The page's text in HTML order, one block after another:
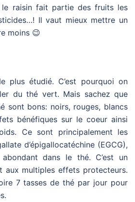
raisin fait partie des fruits les
Il vaut mieux mettre un
moins 😉
plus étudié. C’est pourquoi on
du thé vert. Mais sachez que
sont bons: noirs, rouges, blancs
bénéfiques sur le coeur ainsi
Ce sont principalement les
d’épigallocatéchine (EGCG),
dans le thé. C’est un
aux multiples effets protecteurs.
7 tasses de thé par jour pour